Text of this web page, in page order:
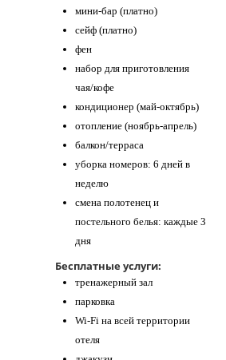
мини-бар (платно)
сейф (платно)
фен
набор для приготовления
чая/кофе
кондиционер (май-октябрь)
отопление (ноябрь-апрель)
балкон/терраса
уборка номеров: 6 дней в
неделю
смена полотенец и
постельного белья: каждые 3
дня
Бесплатные услуги:
тренажерный зал
парковка
Wi-Fi на всей территории
отеля